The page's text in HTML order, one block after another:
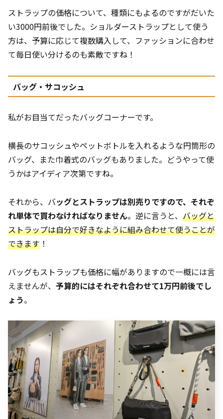
ストラップの価格について、種類にもよるのですがだいた
い3000円前後でした。ショルダーストラップとして使う
方は、予算に応じて複数購入して、ファッションに合わせ
て毎日使い分けるのも素敵ですね！
バッグ・サコッシュ
私がお目当てだったバッグコーナーです。
横長のサコッシュやペットボトルを入れるような円筒形の
バッグ、また巾着式のバッグもありました。どうやって使
うかはアイディア次第ですね。
それから、バッグとストラップは別売りですので、それぞ
れ単体で買わなければなりません。逆に言うと、 バッグと
ストラップは自分で好きなように組み合わせて使うことが
できます ！
バッグもストラップも価格に幅がありますので一概には言
えませんが、 予算的にはそれぞれ合わせて1万円前後でし
ょう。